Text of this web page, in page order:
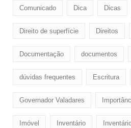
Comunicado Dica Dicas
Direito de superfície Direitos
Documentação documentos
dúvidas frequentes Escritura
Governador Valadares
Imóvel Inventário